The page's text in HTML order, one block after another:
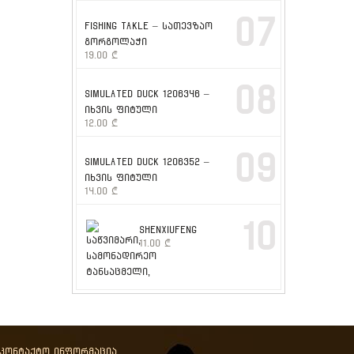
FISHING TAKLE – სათევზაო
გორგოლაჭი
19.00 ₾
07
SIMULATED DUCK 1206346 –
იხვის ფიტული
12.00 ₾
08
SIMULATED DUCK 1206352 –
იხვის ფიტული
14.00 ₾
09
SHENXIUFENG
11.00 ₾ 10
ინფორმაცია